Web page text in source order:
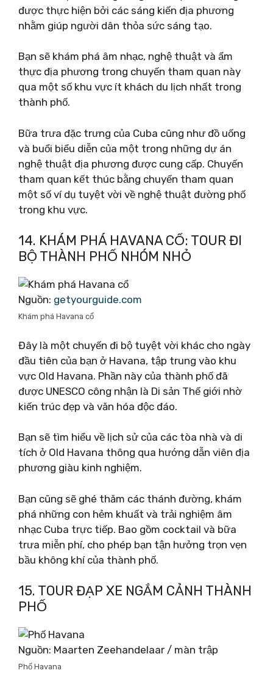
được thực hiện bởi các sáng kiến ​​​​địa phương
nhằm giúp người dân thỏa sức sáng tạo.
Bạn sẽ khám phá âm nhạc, nghệ thuật và ẩm
thực địa phương trong chuyến tham quan này
qua một số khu vực ít khách du lịch nhất trong
thành phố.
Bữa trưa đặc trưng của Cuba cũng như đồ uống
và buổi biểu diễn của một trong những dự án
nghệ thuật địa phương được cung cấp. Chuyến
tham quan kết thúc bằng chuyến tham quan
một số ví dụ tuyệt vời về nghệ thuật đường phố
trong khu vực.
14. KHÁM PHÁ HAVANA CỔ: TOUR ĐI
BỘ THÀNH PHỐ NHÓM NHỎ
Nguồn: getyourguide.com
Khám phá Havana cổ
Đây là một chuyến đi bộ tuyệt vời khác cho ngày
đầu tiên của bạn ở Havana, tập trung vào khu
vực Old Havana. Phần này của thành phố đã
được UNESCO công nhận là Di sản Thế giới nhờ
kiến ​​trúc đẹp và văn hóa độc đáo.
Bạn sẽ tìm hiểu về lịch sử của các tòa nhà và di
tích ở Old Havana thông qua hướng dẫn viên địa
phương giàu kinh nghiệm.
Bạn cũng sẽ ghé thăm các thánh đường, khám
phá những con hẻm khuất và trải nghiệm âm
nhạc Cuba trực tiếp. Bao gồm cocktail và bữa
trưa miễn phí, cho phép bạn tận hưởng trọn vẹn
bầu không khí của thành phố.
15. TOUR ĐẠP XE NGẮM CẢNH THÀNH
PHỐ
Nguồn: Maarten Zeehandelaar / màn trập
Phố Havana